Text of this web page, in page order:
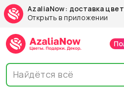
AzaliaNow: доставка
Открыть в приложении